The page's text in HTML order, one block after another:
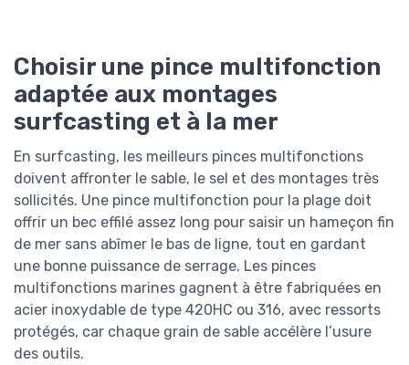
Choisir une pince multifonction
adaptée aux montages
surfcasting et à la mer
En surfcasting, les meilleurs pinces multifonctions
doivent affronter le sable, le sel et des montages très
sollicités. Une pince multifonction pour la plage doit
offrir un bec effilé assez long pour saisir un hameçon fin
de mer sans abîmer le bas de ligne, tout en gardant
une bonne puissance de serrage. Les pinces
multifonctions marines gagnent à être fabriquées en
acier inoxydable de type 420HC ou 316, avec ressorts
protégés, car chaque grain de sable accélère l’usure
des outils.